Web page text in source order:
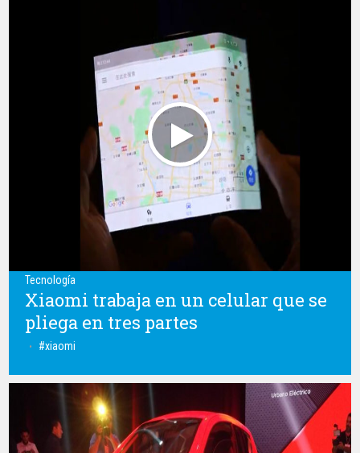
Tecnología
Xiaomi trabaja en un celular que se
pliega en tres partes
xiaomi